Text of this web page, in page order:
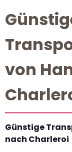
von
Günstige
nach Charleroi